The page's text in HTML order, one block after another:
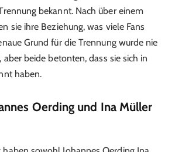
bekannt. Nach über einem
sie ihre Beziehung, was viele Fans
Grund für die Trennung wurde nie
beide betonten, dass sie sich in
haben.
Oerding und Ina Müller